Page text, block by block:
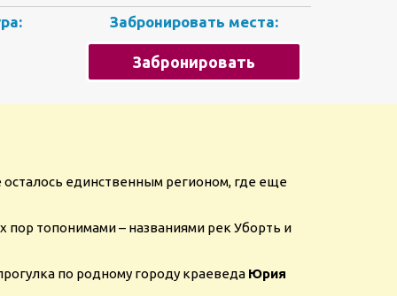
Забронировать места:
Забронировать
единственным регионом, где еще
топонимами – названиями рек Уборть и
по родному городу краеведа Юрия